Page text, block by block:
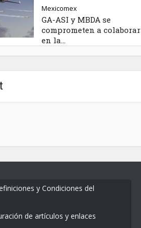
Mexicomex
GA-ASI y MBDA se
comprometen a colaborar
en la...
y Condiciones del
de artículos y enlaces